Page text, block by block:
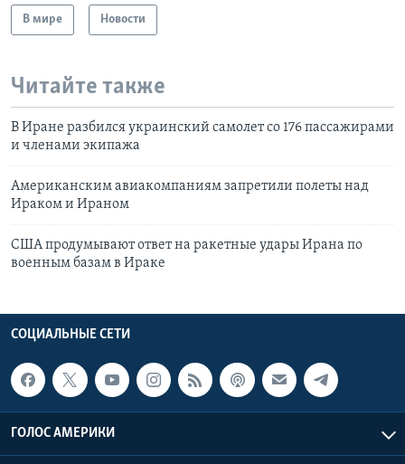
В мире Новости
Читайте также
В Иране разбился украинский самолет со 176 пассажирами
и членами экипажа
Американским авиакомпаниям запретили полеты над
Ираком и Ираном
США продумывают ответ на ракетные удары Ирана по
военным базам в Ираке
СОЦИАЛЬНЫЕ СЕТИ
ГОЛОС АМЕРИКИ